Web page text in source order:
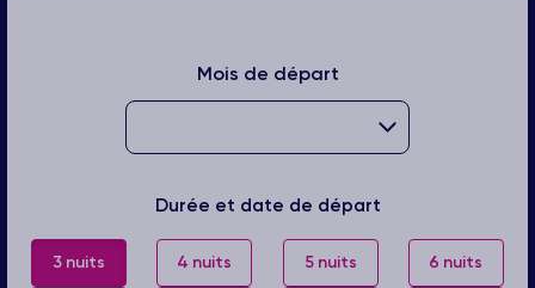
Mois de départ
Durée et date de départ
3 nuits 4 nuits 5 nuits 6 nuits